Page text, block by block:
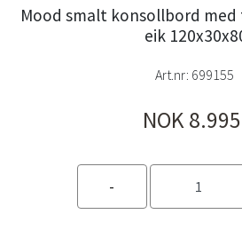
Mood smalt konsollbord
eik
Art.nr: 699155
NOK